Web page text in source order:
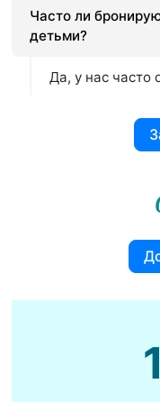
Часто ли
детьми?
Да, у нас часто